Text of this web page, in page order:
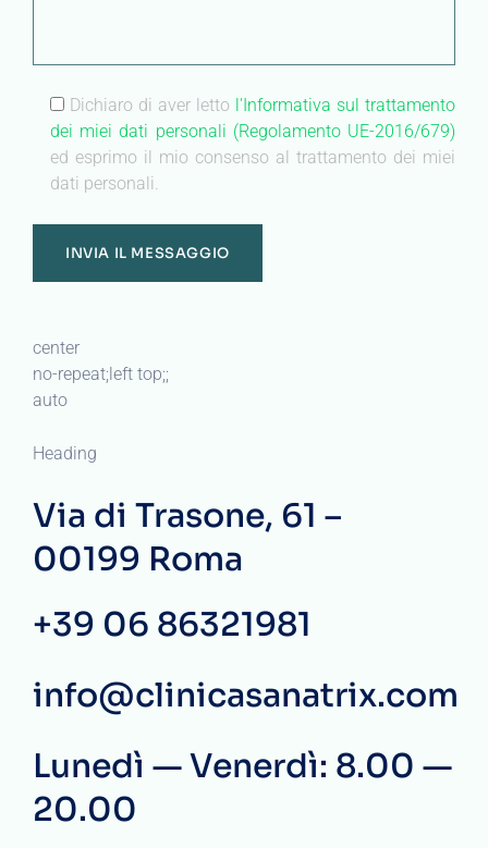
Dichiaro di aver letto l'Informativa sul trattamento
dei miei dati personali (Regolamento UE-2016/679)
ed esprimo il mio consenso al trattamento dei miei
dati personali.
center
no-repeat;left top;;
auto
Heading
Via di Trasone, 61 –
00199 Roma
+39 06 86321981
info@clinicasanatrix.com
Lunedì — Venerdì: 8.00 —
20.00